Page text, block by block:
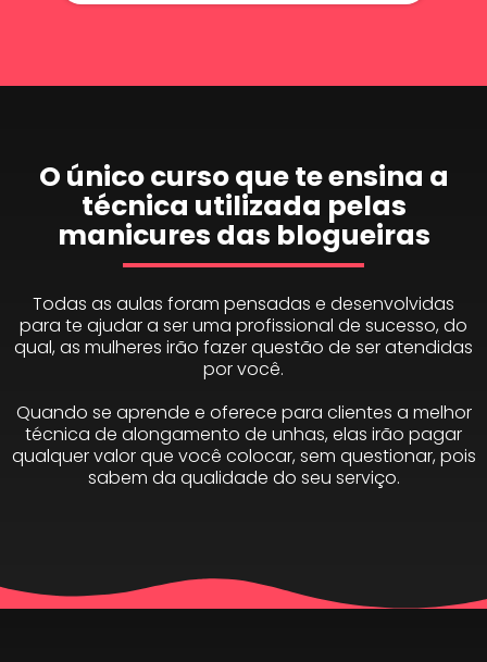
O único curso que te ensina a
técnica utilizada pelas
manicures das blogueiras
Todas as aulas foram pensadas e desenvolvidas
para te ajudar a ser uma profissional de sucesso, do
qual, as mulheres irão fazer questão de ser atendidas
por você.
Quando se aprende e oferece para clientes a melhor
técnica de alongamento de unhas, elas irão pagar
qualquer valor que você colocar, sem questionar, pois
sabem da qualidade do seu serviço.